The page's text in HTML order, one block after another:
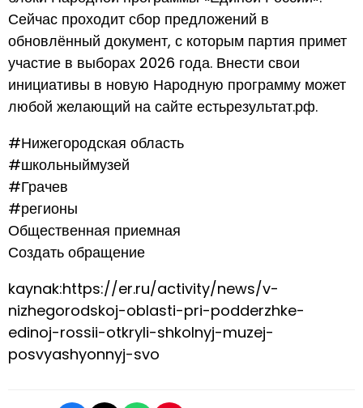
Сейчас проходит сбор предложений в
обновлённый документ, с которым партия примет
участие в выборах 2026 года. Внести свои
инициативы в новую Народную программу может
любой желающий на сайте естьрезультат.рф.
#Нижегородская область
#школьныймузей
#Грачев
#регионы
Общественная приемная
Создать обращение
kaynak:https://er.ru/activity/news/v-
nizhegorodskoj-oblasti-pri-podderzhke-
edinoj-rossii-otkryli-shkolnyj-muzej-
posvyashyonnyj-svo